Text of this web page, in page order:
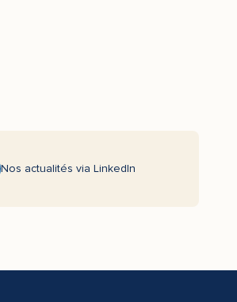
Nos actualités via LinkedIn